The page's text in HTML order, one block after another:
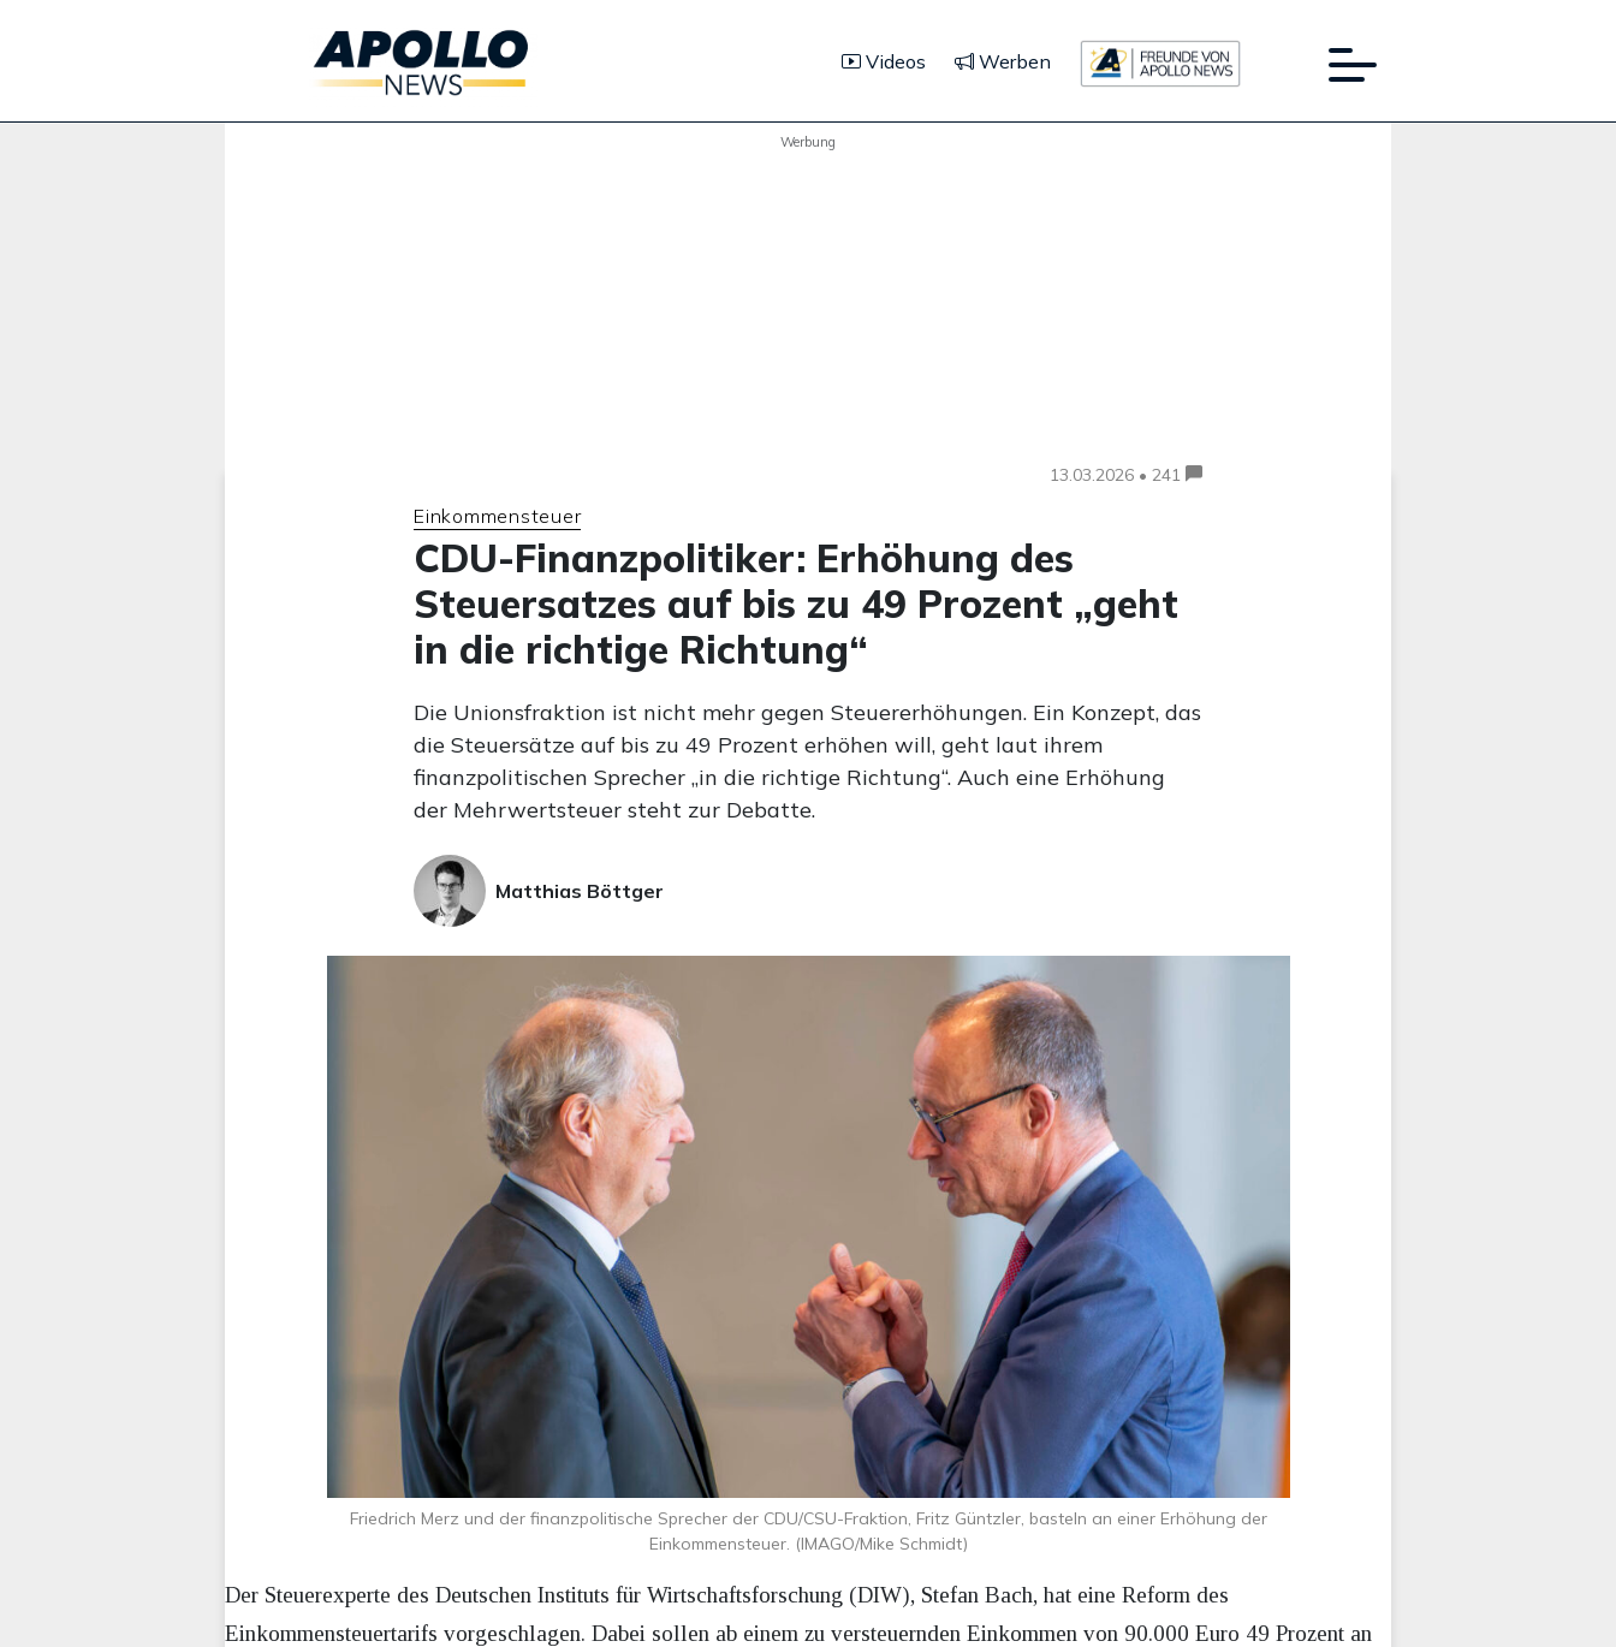
Videos Werben
Werbung
13.03.2026 • 241
Einkommensteuer
CDU-Finanzpolitiker: Erhöhung des
Steuersatzes auf bis zu 49 Prozent „geht
in die richtige Richtung“
Die Unionsfraktion ist nicht mehr gegen Steuererhöhungen. Ein Konzept, das
die Steuersätze auf bis zu 49 Prozent erhöhen will, geht laut ihrem
finanzpolitischen Sprecher „in die richtige Richtung“. Auch eine Erhöhung
der Mehrwertsteuer steht zur Debatte.
Matthias Böttger
Friedrich Merz und der finanzpolitische Sprecher der CDU/CSU-Fraktion, Fritz Güntzler, basteln an einer Erhöhung der
Einkommensteuer. (IMAGO/Mike Schmidt)
Der Steuerexperte des Deutschen Instituts für Wirtschaftsforschung (DIW), Stefan Bach, hat eine Reform des
Einkommensteuertarifs vorgeschlagen. Dabei sollen ab einem zu versteuernden Einkommen von 90.000 Euro 49 Prozent an